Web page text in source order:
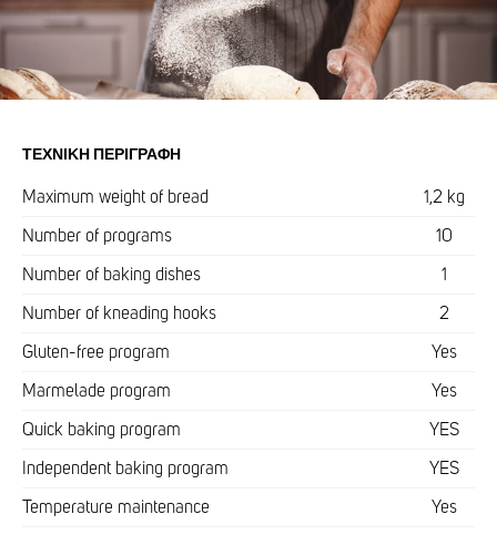
ΤΕΧΝΙΚΉ ΠΕΡΙΓΡΑΦΉ
Maximum weight of bread 1,2 kg
Number of programs 10
Number of baking dishes 1
Number of kneading hooks 2
Gluten-free program Yes
Marmelade program Yes
Quick baking program YES
Independent baking program YES
Temperature maintenance Yes